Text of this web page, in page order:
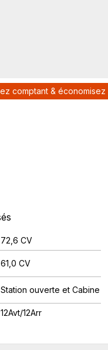
comptant & économisez
72,6 CV
61,0 CV
Station ouverte et Cabine
12Avt/12Arr